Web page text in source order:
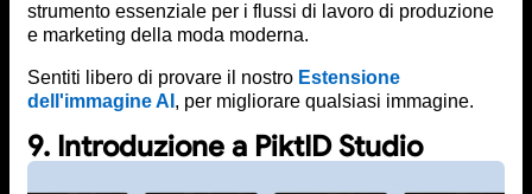
strumento essenziale per i flussi di lavoro di produzione
e marketing della moda moderna.
Sentiti libero di provare il nostro Estensione
dell'immagine AI , per migliorare qualsiasi immagine.
9. Introduzione a PiktID Studio